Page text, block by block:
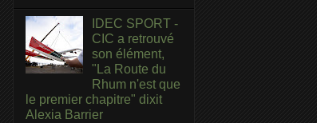
IDEC SPORT -
CIC a retrouvé
son élément,
"La Route du
Rhum n'est que
le premier chapitre" dixit
Alexia Barrier